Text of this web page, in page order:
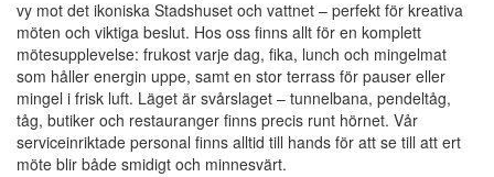
vy mot det ikoniska Stadshuset och vattnet – perfekt för kreativa
möten och viktiga beslut. Hos oss finns allt för en komplett
mötesupplevelse: frukost varje dag, fika, lunch och mingelmat
som håller energin uppe, samt en stor terrass för pauser eller
mingel i frisk luft. Läget är svårslaget – tunnelbana, pendeltåg,
tåg, butiker och restauranger finns precis runt hörnet. Vår
serviceinriktade personal finns alltid till hands för att se till att ert
möte blir både smidigt och minnesvärt.